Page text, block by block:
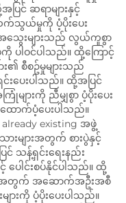
ြင် ဆရာများနှင့်
ဆက်သွယ်မှုကို ပံ့ပိုးပေး
အသွေးများသည် လွယ်ကူစွာ
ပါဝင်ပါသည်။ ထို့ကြောင့်
း၏ စီစဥ်မှုများသည်
င်းပေးပါသည်။ ထို့အပြင်
ျားကို ညီမျှစွာ ပံ့ပိုးပေး
ောက်ပံ့ပေးပါသည်။
existing အဖွဲ့
ားများအတွက် စားပွဲနှင့်
င် သန့်ရှင်းရေးနည်း
ပေါင်းစပ်နိုင်ပါသည်။ ထို့
အတွက် အဆောက်အဦးအစီ
ားကို ပံ့ပိုးပေးပါသည်။